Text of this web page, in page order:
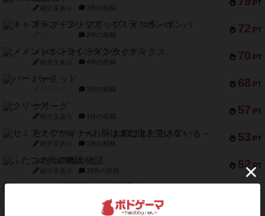
PT
紹介文あり 1件の投稿
72 PT
キャプテン・フリップ：イスラ・ボンバ
2件の投稿
70 PT
メメントオンラインタクティクス
紹介文あり 4件の投稿
68 PT
パーミッド
1件の投稿
57 PT
クリーグ
紹介文あり 1件の投稿
53 PT
セミファイナル ～お前はまだ生きている～
紹介文あり 1件の投稿
52 PT
ふたつの街の物語
紹介文あり 18件の投稿
PT
4件の投稿